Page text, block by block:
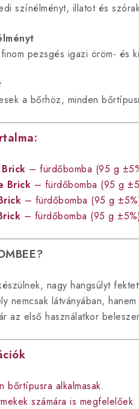
színélményt, illatot és
pezsgés igazi öröm- és
a bőrhöz, minden
– fürdőbomba (95 g
Brick – fürdőbomba (95 g
– fürdőbomba (95 g
– fürdőbomba (95 g ±5%)
nagy hangsúlyt
nemcsak látványában,
az első használatkor
bőrtípusra alkalmasak.
számára is megfelelőek.